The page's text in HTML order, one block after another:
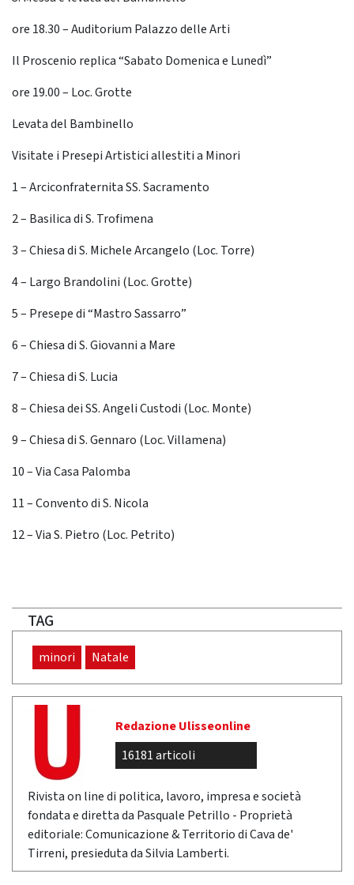
ore 18.30 – Auditorium Palazzo delle Arti
Il Proscenio replica “Sabato Domenica e Lunedì”
ore 19.00 – Loc. Grotte
Levata del Bambinello
Visitate i Presepi Artistici allestiti a Minori
1 – Arciconfraternita SS. Sacramento
2 – Basilica di S. Trofimena
3 – Chiesa di S. Michele Arcangelo (Loc. Torre)
4 – Largo Brandolini (Loc. Grotte)
5 – Presepe di “Mastro Sassarro”
6 – Chiesa di S. Giovanni a Mare
7 – Chiesa di S. Lucia
8 – Chiesa dei SS. Angeli Custodi (Loc. Monte)
9 – Chiesa di S. Gennaro (Loc. Villamena)
10 – Via Casa Palomba
11 – Convento di S. Nicola
12 – Via S. Pietro (Loc. Petrito)
TAG
minori Natale
Redazione Ulisseonline
16181 articoli
Rivista on line di politica, lavoro, impresa e società
fondata e diretta da Pasquale Petrillo - Proprietà
editoriale: Comunicazione & Territorio di Cava de'
Tirreni, presieduta da Silvia Lamberti.